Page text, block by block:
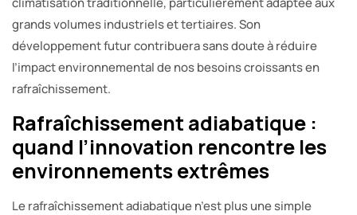
grands volumes industriels et tertiaires. Son
développement futur contribuera sans doute à réduire
l’impact environnemental de nos besoins croissants en
rafraîchissement.
Rafraîchissement adiabatique :
quand l’innovation rencontre les
environnements extrêmes
Le rafraîchissement adiabatique n’est plus une simple